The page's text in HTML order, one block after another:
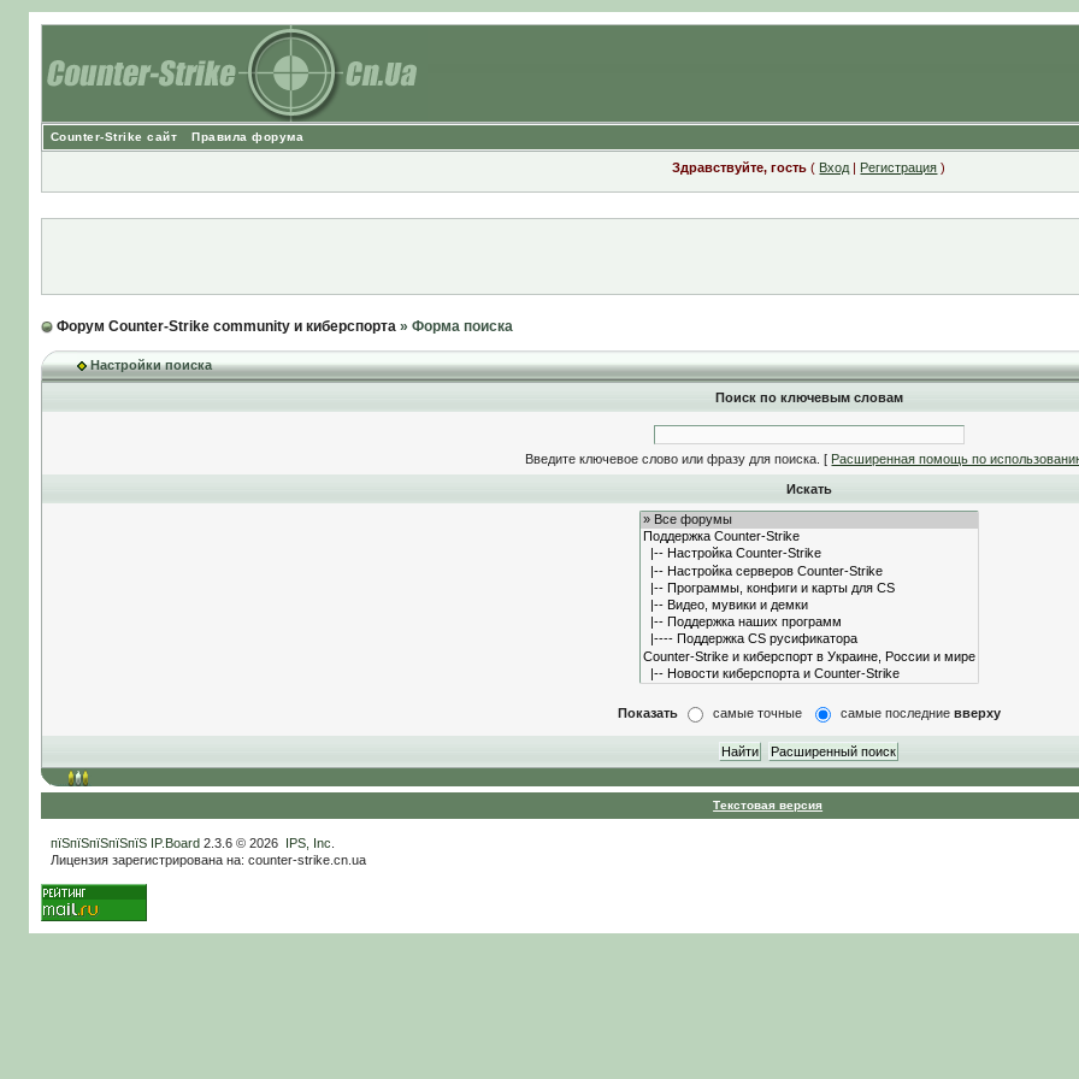
Counter-Strike сайт Правила форума
Здравствуйте, гость ( Вход | Регистрация )
Форум Counter-Strike community и киберспорта» Форма поиска
Настройки поиска
Поиск по ключевым словам
Введите ключевое слово или фразу для поиска. [ Расширенная помощь по
Искать
Показать самые точные самые последние вверху
Текстовая версия
пїЅпїЅпїЅпїЅпїЅ IP.Board2.3.6 © 2026 IPS, Inc
Лицензия зарегистрирована на: counter-strike.cn.ua